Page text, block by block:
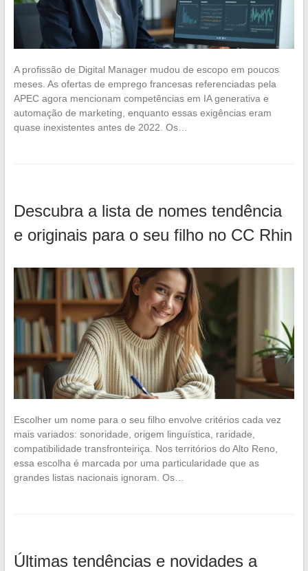
A profissão de Digital Manager mudou de escopo em poucos
meses. As ofertas de emprego francesas referenciadas pela
APEC agora mencionam competências em IA generativa e
automação de marketing, enquanto essas exigências eram
quase inexistentes antes de 2022. Os…
Descubra a lista de nomes tendência
e originais para o seu filho no CC Rhin
Escolher um nome para o seu filho envolve critérios cada vez
mais variados: sonoridade, origem linguística, raridade,
compatibilidade transfronteiriça. Nos territórios do Alto Reno,
essa escolha é marcada por uma particularidade que as
grandes listas nacionais ignoram. Os…
Últimas tendências e novidades a